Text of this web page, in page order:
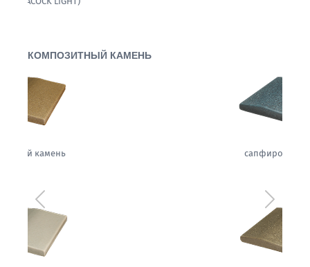
КОМПОЗИТНЫЙ КАМЕНЬ
Предыдущий